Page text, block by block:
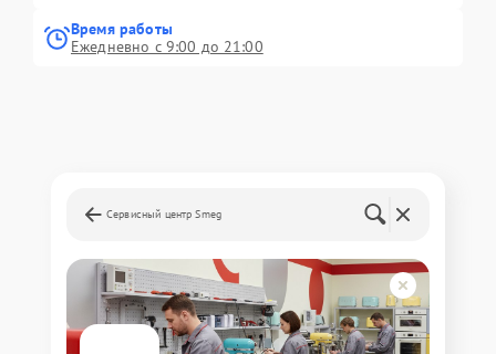
Время работы
Ежедневно с 9:00 до 21:00
Сервисный центр Smeg